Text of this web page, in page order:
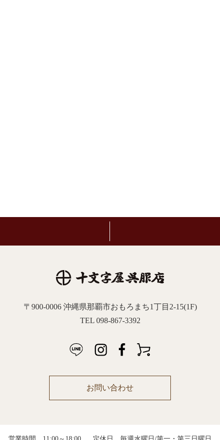
〒900-0006 沖縄県那覇市おもろまち1丁目2-15(1F)
TEL 098-867-3392
お問い合わせ